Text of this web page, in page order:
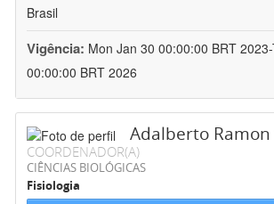
Brasil
Vigência: Mon Jan 30 00:00:00 BRT
00:00:00 BRT 2026
Adalberto Ramon
COORDENADOR(A)
CIÊNCIAS BIOLÓGICAS
Fisiologia